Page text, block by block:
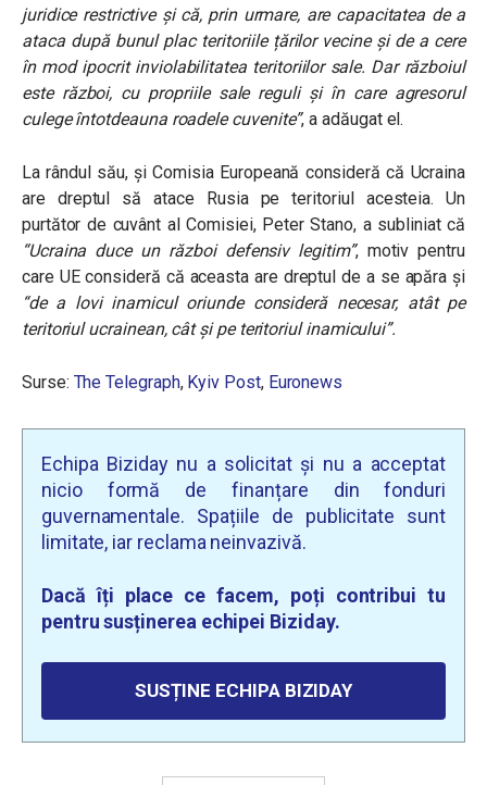
juridice restrictive și că, prin urmare, are capacitatea de a
ataca după bunul plac teritoriile țărilor vecine și de a cere
în mod ipocrit inviolabilitatea teritoriilor sale. Dar războiul
este război, cu propriile sale reguli și în care agresorul
culege întotdeauna roadele cuvenite”, a adăugat el.
La rândul său, și Comisia Europeană consideră că Ucraina
are dreptul să atace Rusia pe teritoriul acesteia. Un
purtător de cuvânt al Comisiei, Peter Stano, a subliniat că
“Ucraina duce un război defensiv legitim”, motiv pentru
care UE consideră că aceasta are dreptul de a se apăra și
“de a lovi inamicul oriunde consideră necesar, atât pe
teritoriul ucrainean, cât și pe teritoriul inamicului”.
Surse: The Telegraph, Kyiv Post, Euronews
Echipa Biziday nu a solicitat și nu a acceptat
nicio formă de finanțare din fonduri
guvernamentale. Spațiile de publicitate sunt
limitate, iar reclama neinvazivă.
Dacă îți place ce facem, poți contribui tu
pentru susținerea echipei Biziday.
SUSȚINE ECHIPA BIZIDAY